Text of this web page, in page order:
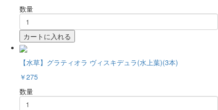
数量
カートに入れる
【水草】グラティオラ ヴィスキデュラ(水上葉)(3本)
￥275
数量